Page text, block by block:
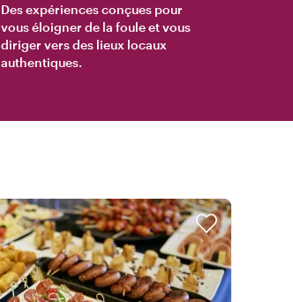
Des expériences conçues pour
vous éloigner de la foule et vous
diriger vers des lieux locaux
authentiques.